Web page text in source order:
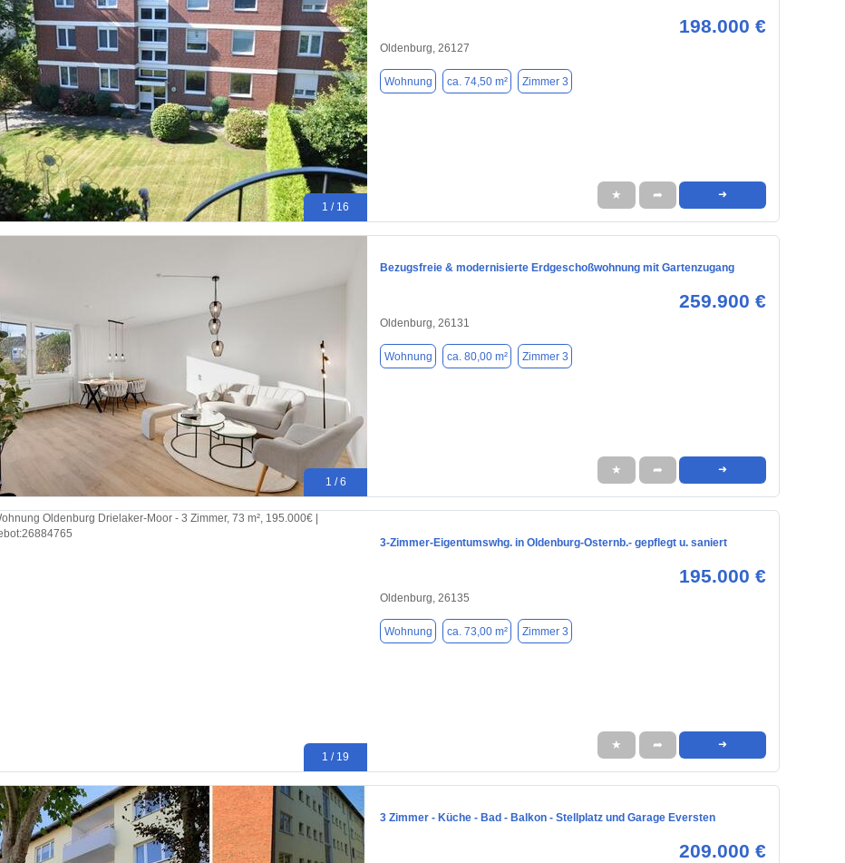
1 / 16
198.000 €
Oldenburg, 26127
Wohnung ca. 74,50 m² Zimmer 3
★ ➦ ➜
1 / 6
Bezugsfreie & modernisierte Erdgeschoßwohnung mit Gartenzugang
259.900 €
Oldenburg, 26131
Wohnung ca. 80,00 m² Zimmer 3
★ ➦ ➜
1 / 19
3-Zimmer-Eigentumswhg. in Oldenburg-Osternb.- gepflegt u. saniert
195.000 €
Oldenburg, 26135
Wohnung ca. 73,00 m² Zimmer 3
★ ➦ ➜
3 Zimmer - Küche - Bad - Balkon - Stellplatz und Garage Eversten
209.000 €